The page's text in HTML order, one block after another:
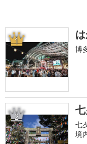
1
博
2
七
境